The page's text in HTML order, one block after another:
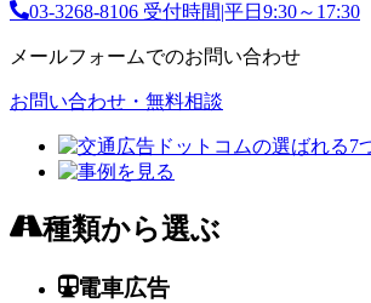
03-3268-8106 受付時間|平日9:30～17:30
メールフォームでのお問い合わせ
お問い合わせ・無料相談
種類から選ぶ
電車広告